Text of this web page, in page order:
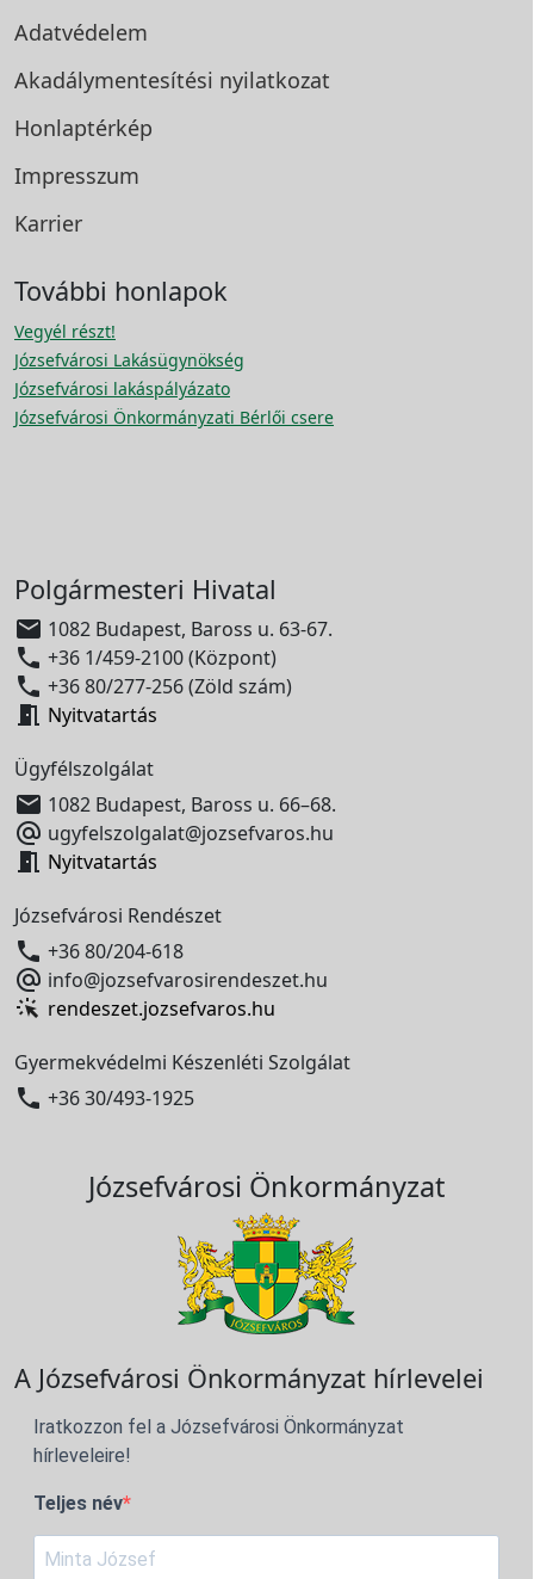
Adatvédelem
Akadálymentesítési nyilatkozat
Honlaptérkép
Impresszum
Karrier
További honlapok
Vegyél részt!
Józsefvárosi Lakásügynökség
Józsefvárosi lakáspályázato
Józsefvárosi Önkormányzati Bérlői csere
Polgármesteri Hivatal
 1082 Budapest, Baross u. 63-67.
 +36 1/459-2100 (Központ)
 +36 80/277-256 (Zöld szám)
 Nyitvatartás
Ügyfélszolgálat
 1082 Budapest, Baross u. 66–68.
 ugyfelszolgalat@jozsefvaros.hu
 Nyitvatartás
Józsefvárosi Rendészet
 +36 80/204-618
 info@jozsefvarosirendeszet.hu
rendeszet.jozsefvaros.hu
Gyermekvédelmi Készenléti Szolgálat
 +36 30/493-1925
Józsefvárosi Önkormányzat
A Józsefvárosi Önkormányzat hírlevelei
Iratkozzon fel a Józsefvárosi Önkormányzat
hírleveleire!
Teljes név